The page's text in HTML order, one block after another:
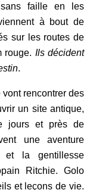
faille en les
à bout de
sur les routes de
rouge. Ils décident
.
rencontrer des
un site antique,
jours et près de
une aventure
et la gentillesse
Ritchie. Golo
et leçons de vie.